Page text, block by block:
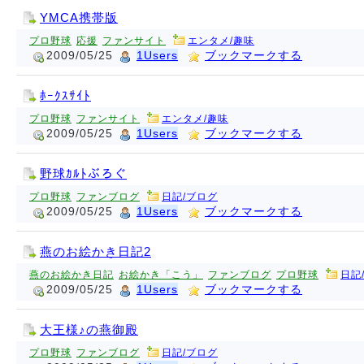
YMCA携帯版
プロ野球 応援 ファンサイト エンタメ/趣味
2009/05/25 1Users ブックマークする
ﾎｰｸｽｻｲﾄ
プロ野球 ファンサイト エンタメ/趣味
2009/05/25 1Users ブックマークする
野球ｶﾙﾄぶろぐ
プロ野球 ファンブログ 日記/ブログ
2009/05/25 1Users ブックマークする
燕のお絵かき日記2
燕のお絵かき日記 お絵かき「こう」 ファンブログ プロ野球 日
2009/05/25 1Users ブックマークする
大王様♪の燕御殿
プロ野球 ファンブログ 日記/ブログ